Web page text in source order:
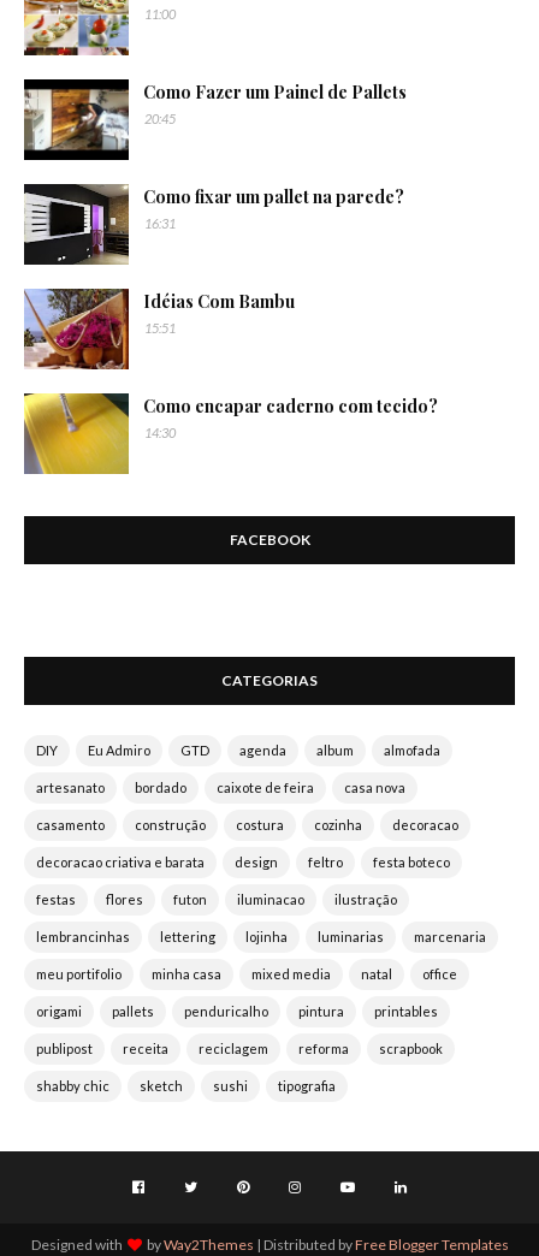
11:00
Como Fazer um Painel de Pallets
20:45
Como fixar um pallet na parede?
16:31
Idéias Com Bambu
15:51
Como encapar caderno com tecido?
14:30
FACEBOOK
CATEGORIAS
DIY Eu Admiro GTD agenda album almofada
artesanato bordado caixote de feira casa nova
casamento construção costura cozinha decoracao
decoracao criativa e barata design feltro festa boteco
festas flores futon iluminacao ilustração
lembrancinhas lettering lojinha luminarias marcenaria
meu portifolio minha casa mixed media natal office
origami pallets penduricalho pintura printables
publipost receita reciclagem reforma scrapbook
shabby chic sketch sushi tipografia
Designed with byWay2Themes | Distributed byFree Blogger Templates